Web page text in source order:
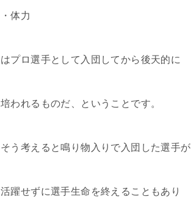
・体力
はプロ選手として入団してから後天的に
培われるものだ、ということです。
そう考えると鳴り物入りで入団した選手が
活躍せずに選手生命を終えることもあり